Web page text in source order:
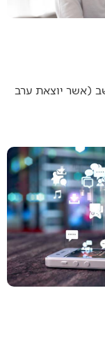
(אשר יוצאת ערב